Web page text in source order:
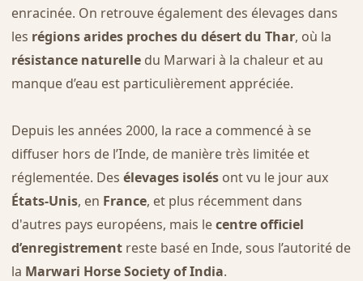
enracinée. On retrouve également des élevages dans
les régions arides proches du désert du Thar, où la
résistance naturelledu Marwari à la chaleur et au
manque d’eau est particulièrement appréciée.
Depuis les années 2000, la race a commencé à se
diffuser hors de l’Inde, de manière très limitée et
réglementée. Des élevages isolésont vu le jour aux
États-Unis, en France, et plus récemment dans
d'autres pays européens, mais lecentre officiel
d’enregistrementreste basé en Inde, sous l’autorité de
la Marwari Horse Society of India.